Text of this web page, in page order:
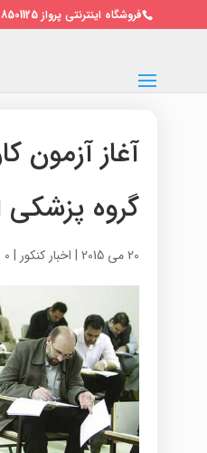
فروشگاه اینترنتی پرواز 09128501125 / 02122691010
آغاز آزمون
گروه پزشکی
20 می 2015 | اخبار کنکور | 0 نظر